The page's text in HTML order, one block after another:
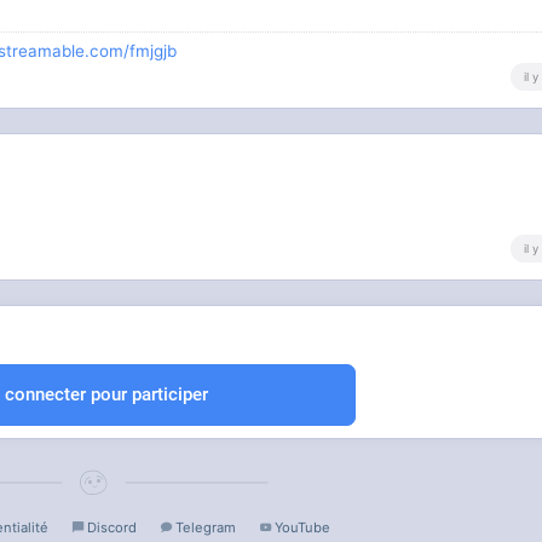
fmjgjb
il y
il y
connecter pour participer
Discord Telegram YouTube